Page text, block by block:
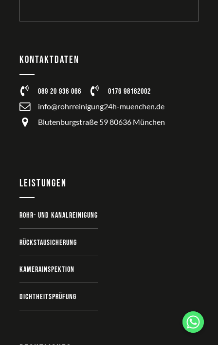
Kontaktdaten
089 20 936 066
0176 98162002
info@rohrreinigung24h-muenchen.de
Blutenburgstraße 59 80636 München
Leistungen
Rohr- und Kanalreinigung
Rückstausicherung
Kamerainspektion
Dichtheitsprüfung